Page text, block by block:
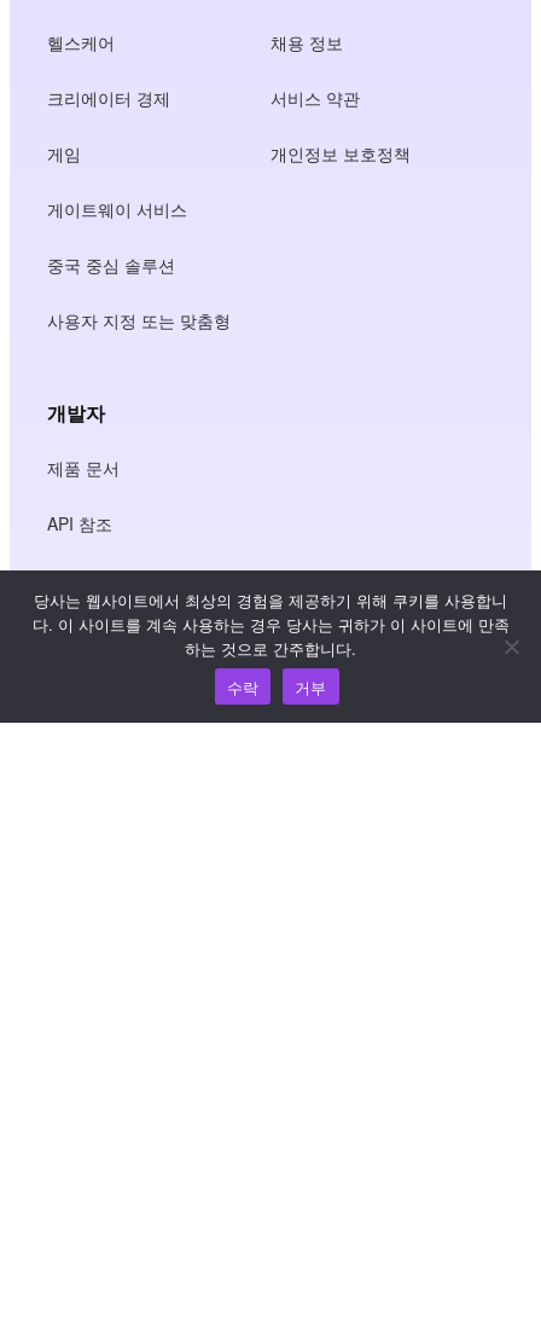
헬스케어
크리에이터 경제
게임
게이트웨이 서비스
중국 중심 솔루션
사용자 지정 또는 맞춤형
채용 정보
서비스 약관
개인정보 보호정책
개발자
제품 문서
API 참조
JS SDK 참조
지식 허브
당사는 웹사이트에서 최상의 경험을 제공하기 위해 쿠키를 사용합니
다. 이 사이트를 계속 사용하는 경우 당사는 귀하가 이 사이트에 만족
하는 것으로 간주합니다.
수락
거부